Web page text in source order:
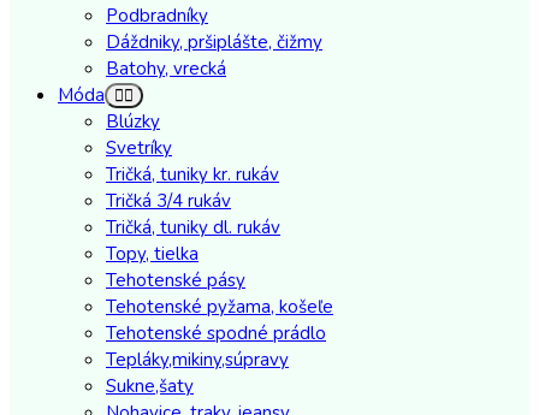
Podbradníky
Dáždniky, pršiplášte, čižmy
Batohy, vrecká
Móda
Blúzky
Svetríky
Tričká, tuniky kr. rukáv
Tričká 3/4 rukáv
Tričká, tuniky dl. rukáv
Topy, tielka
Tehotenské pásy
Tehotenské pyžama, košeľe
Tehotenské spodné prádlo
Tepláky,mikiny,súpravy
Sukne,šaty